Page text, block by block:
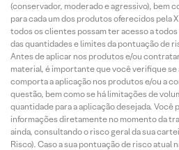
(conservador, moderado e agressivo), bem
para cada um dos produtos oferecidos pela
todos os clientes possam ter acesso a
das quantidades e limites da pontuação de
Antes de aplicar nos produtos e/ou
material, é importante que você verifique se
comporta a aplicação nos produtos e/ou a
questão, bem como se há limitações de
quantidade para a aplicação desejada. Você
informações diretamente no momento da
ainda, consultando o risco geral da sua
Risco). Caso a sua pontuação de risco atual